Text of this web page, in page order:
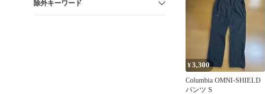
除外キーワード
¥3,300
Columbia OMNI-SHIELD
パンツ S